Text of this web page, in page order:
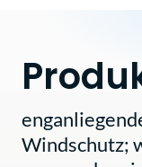
Windschutz;